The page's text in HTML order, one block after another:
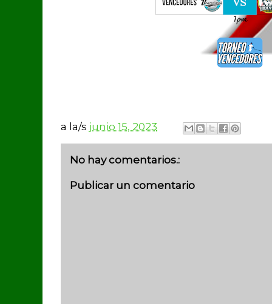
a la/s junio 15, 2023
No hay comentarios.:
Publicar un comentario